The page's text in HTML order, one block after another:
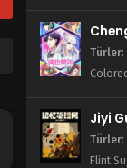
Türler:
Jiyi
Türler:
Flint